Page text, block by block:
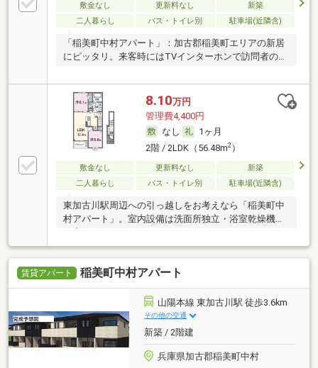
敷金なし 更新料なし
新築
二人暮らし
バス・トイレ別 駐車場(近隣含)
「稲美町中村アパート」：加古郡稲美町エリアの新居
にピッタリ。来客時にはTVインターホンで訪問者の顔
8.10万円
管理費4,400円
なし
1ヶ月
2階 / 2LDK（56.48m2）
敷金なし 更新料なし
新築
二人暮らし
バス・トイレ別 駐車場(近隣含)
東加古川駅周辺への引っ越しをお考えなら「稲美町中
村アパート」。室内設備は洗面所独立・浴室乾燥機な
賃貸アパート 稲美町中村アパート
山陽本線 東加古川駅 徒歩3.6km
その他の交通
新築 / 2階建
兵庫県加古郡稲美町中村